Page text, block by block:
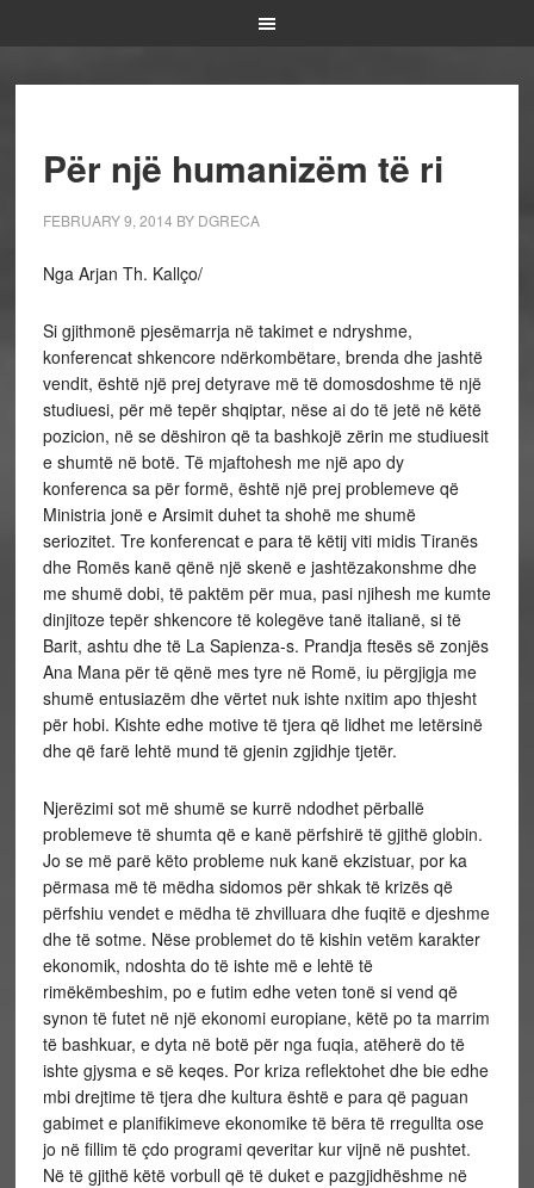
Për një humanizëm të ri
FEBRUARY 9, 2014 BY DGRECA
Nga Arjan Th. Kallço/
Si gjithmonë pjesëmarrja në takimet e ndryshme,
konferencat shkencore ndërkombëtare, brenda dhe jashtë
vendit, është një prej detyrave më të domosdoshme të një
studiuesi, për më tepër shqiptar, nëse ai do të jetë në këtë
pozicion, në se dëshiron që ta bashkojë zërin me studiuesit
e shumtë në botë. Të mjaftohesh me një apo dy
konferenca sa për formë, është një prej problemeve që
Ministria jonë e Arsimit duhet ta shohë me shumë
seriozitet. Tre konferencat e para të këtij viti midis Tiranës
dhe Romës kanë qënë një skenë e jashtëzakonshme dhe
me shumë dobi, të paktëm për mua, pasi njihesh me kumte
dinjitoze tepër shkencore të kolegëve tanë italianë, si të
Barit, ashtu dhe të La Sapienza-s. Prandja ftesës së zonjës
Ana Mana për të qënë mes tyre në Romë, iu përgjigja me
shumë entusiazëm dhe vërtet nuk ishte nxitim apo thjesht
për hobi. Kishte edhe motive të tjera që lidhet me letërsinë
dhe që farë lehtë mund të gjenin zgjidhje tjetër.
Njerëzimi sot më shumë se kurrë ndodhet përballë
problemeve të shumta që e kanë përfshirë të gjithë globin.
Jo se më parë këto probleme nuk kanë ekzistuar, por ka
përmasa më të mëdha sidomos për shkak të krizës që
përfshiu vendet e mëdha të zhvilluara dhe fuqitë e djeshme
dhe të sotme. Nëse problemet do të kishin vetëm karakter
ekonomik, ndoshta do të ishte më e lehtë të
rimëkëmbeshim, po e futim edhe veten tonë si vend që
synon të futet në një ekonomi europiane, këtë po ta marrim
të bashkuar, e dyta në botë për nga fuqia, atëherë do të
ishte gjysma e së keqes. Por kriza reflektohet dhe bie edhe
mbi drejtime të tjera dhe kultura është e para që paguan
gabimet e planifikimeve ekonomike të bëra të rregullta ose
jo në fillim të çdo programi qeveritar kur vijnë në pushtet.
Në të gjithë këtë vorbull që të duket e pazgjidhëshme në